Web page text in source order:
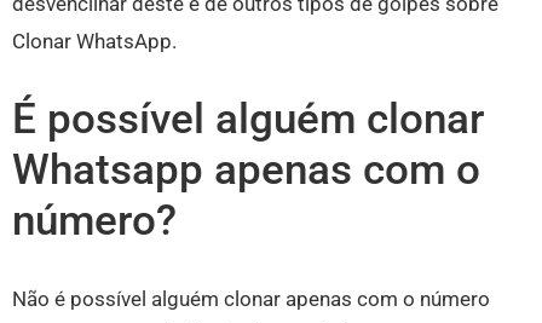
Clonar WhatsApp.
É possível alguém clonar
Whatsapp apenas com o
número?
Não é possível alguém clonar apenas com o número